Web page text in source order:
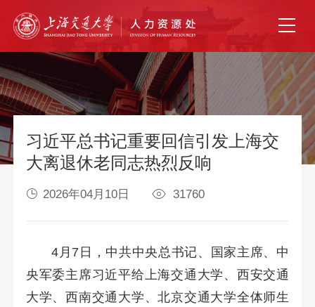
习近平总书记重要回信引发上海交
大离退休老同志热烈反响
2026年04月10日 31760
4月7日，中共中央总书记、国家主席、中
央军委主席习近平给上海交通大学、西安交通
大学、西南交通大学、北京交通大学全体师生